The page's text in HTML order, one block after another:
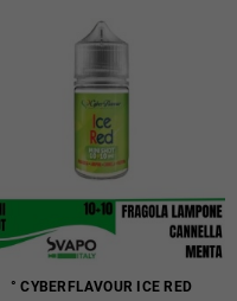
° CYBERFLAVOUR ICE RED